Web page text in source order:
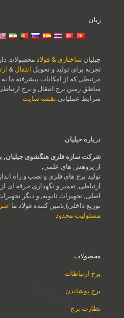
زبان
جیلیان ساختاری & فولاد محصولات
تجربه برای تولید و تحویل انتقال &
مرتبطی که از امکانات پیشرفته ما به
مناطق زمین برج انتقال و برج
شرایط عملیاتی. نقشه سایت
درباره جیلیان
شرکت سازه فلزی هنگشوی جیلیان,
از پژوهش های علمی,
تولید برج های فلزی و نصب و راه
ارتباطی, تعمیر و نگهداری حرفه ای
اصلی, تجهیزات ثانویه, و دیگر
توزیع داخلی),تامین کننده فولاد ما :
مسئولیت محدود
محصولات
برج ارتباطات
برج پوشاندن
نظارت برج